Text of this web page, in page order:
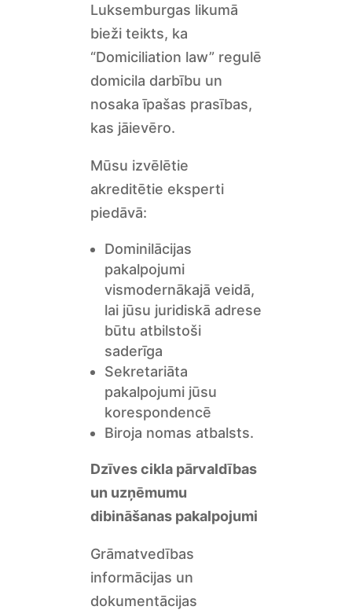
Luksemburgas likumā
bieži teikts, ka
“Domiciliation law” regulē
domicila darbību un
nosaka īpašas prasības,
kas jāievēro.
Mūsu izvēlētie
akreditētie eksperti
piedāvā:
Dominilācijas
pakalpojumi
vismodernākajā veidā,
lai jūsu juridiskā adrese
būtu atbilstoši
saderīga
Sekretariāta
pakalpojumi jūsu
korespondencē
Biroja nomas atbalsts.
Dzīves cikla pārvaldības
un uzņēmumu
dibināšanas pakalpojumi
Grāmatvedības
informācijas un
dokumentācijas